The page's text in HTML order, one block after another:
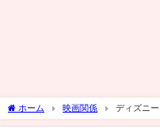
ホーム 映画関係
ディズニ
を建設した過程」を映画に